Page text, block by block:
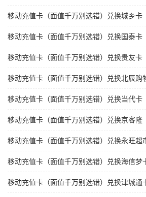
移动充值卡（面值千万别选错）兑换城乡卡
移动充值卡（面值千万别选错）兑换国泰卡
移动充值卡（面值千万别选错）兑换贵友卡
移动充值卡（面值千万别选错）兑换北辰购
移动充值卡（面值千万别选错）兑换当代卡
移动充值卡（面值千万别选错）兑换京客隆
移动充值卡（面值千万别选错）兑换永旺超
移动充值卡（面值千万别选错）兑换海信梦
移动充值卡（面值千万别选错）兑换津城通